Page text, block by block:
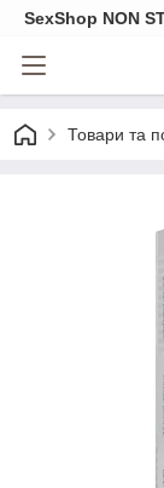
SexShop NON
Товари та